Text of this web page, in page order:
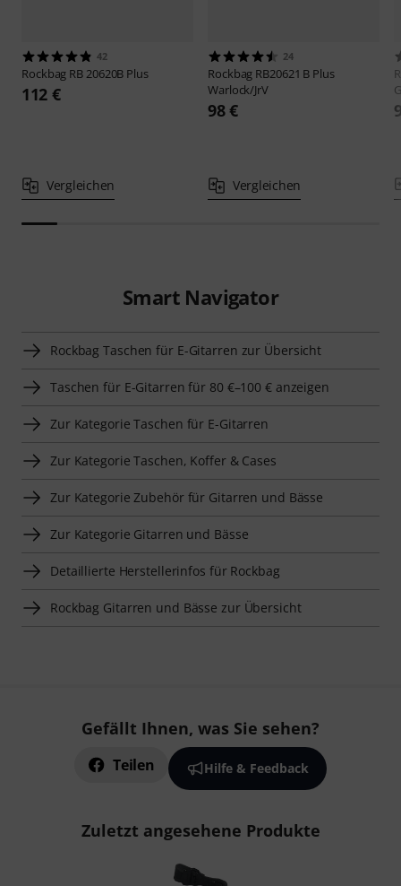
42
Rockbag RB 20620B Plus
112 €
Vergleichen
24
Rockbag RB20621 B Plus
Warlock/JrV
98 €
Vergleichen
Smart Navigator
Rockbag Taschen für E-Gitarren zur Übersicht
Taschen für E-Gitarren für 80 €–100 € anzeigen
Zur Kategorie Taschen für E-Gitarren
Zur Kategorie Taschen, Koffer & Cases
Zur Kategorie Zubehör für Gitarren und Bässe
Zur Kategorie Gitarren und Bässe
Detaillierte Herstellerinfos für Rockbag
Rockbag Gitarren und Bässe zur Übersicht
Gefällt Ihnen, was Sie sehen?
Teilen Hilfe & Feedback
Zuletzt angesehene Produkte